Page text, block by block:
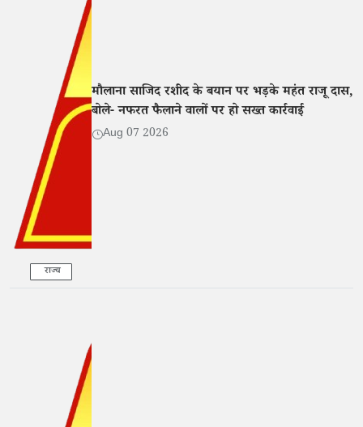
राज्य
मौलाना साजिद रशीद के बयान पर भड़के महंत राजू दास,
बोले- नफरत फैलाने वालों पर हो सख्त कार्रवाई
Aug 07 2026